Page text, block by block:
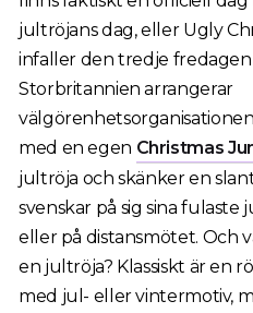
jultröjans dag, eller Ugly
infaller den tredje fredagen
Storbritannien arrangerar
med en egen Christmas
jultröja och skänker en
svenskar på sig sina
eller på distansmötet. Och
en jultröja? Klassiskt är en
med jul- eller vintermotiv,